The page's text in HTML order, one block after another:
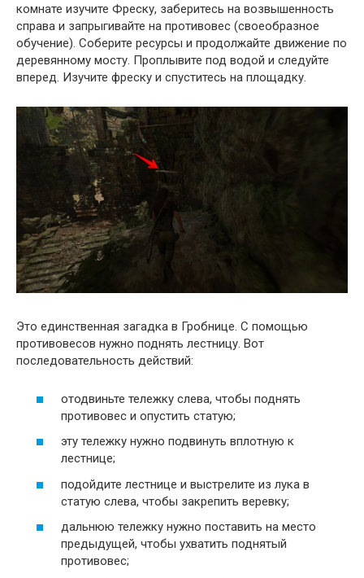
комнате изучите Фреску, заберитесь на возвышенность
справа и запрыгивайте на противовес (своеобразное
обучение). Соберите ресурсы и продолжайте движение по
деревянному мосту. Проплывите под водой и следуйте
вперед. Изучите фреску и спуститесь на площадку.
Это единственная загадка в Гробнице. С помощью
противовесов нужно поднять лестницу. Вот
последовательность действий:
отодвиньте тележку слева, чтобы поднять
противовес и опустить статую;
эту тележку нужно подвинуть вплотную к
лестнице;
подойдите лестнице и выстрелите из лука в
статую слева, чтобы закрепить веревку;
дальнюю тележку нужно поставить на место
предыдущей, чтобы ухватить поднятый
противовес;